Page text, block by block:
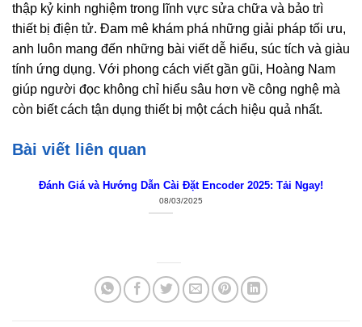
thập kỷ kinh nghiệm trong lĩnh vực sửa chữa và bảo trì
thiết bị điện tử. Đam mê khám phá những giải pháp tối ưu,
anh luôn mang đến những bài viết dễ hiểu, súc tích và giàu
tính ứng dụng. Với phong cách viết gần gũi, Hoàng Nam
giúp người đọc không chỉ hiểu sâu hơn về công nghệ mà
còn biết cách tận dụng thiết bị một cách hiệu quả nhất.
Bài viết liên quan
Đánh Giá và Hướng Dẫn Cài Đặt Encoder 2025: Tải Ngay!
08/03/2025